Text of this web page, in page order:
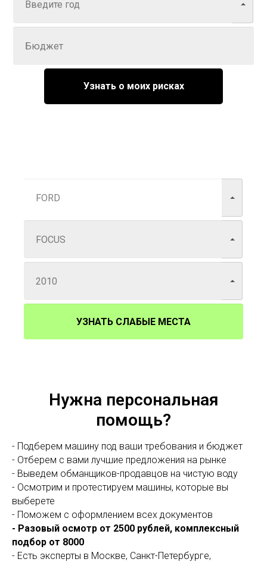
Узнать о моих рисках
УЗНАТЬ СЛАБЫЕ МЕСТА
Нужна персональная
помощь?
- Подберем машину под ваши требования и бюджет
- Отберем с вами лучшие предложения на рынке
- Выведем обманщиков-продавцов на чистую воду
- Осмотрим и протестируем машины, которые вы
выберете
- Поможем с оформлением всех документов
- Разовый осмотр от 2500 рублей, комплексный
подбор от 8000
- Есть эксперты в Москве, Санкт-Петербурге,